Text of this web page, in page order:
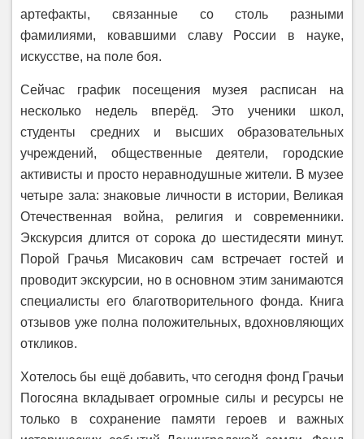
артефакты, связанные со столь разными
фамилиями, ковавшими славу России в науке,
искусстве, на поле боя.
Сейчас график посещения музея расписан на
несколько недель вперёд. Это ученики школ,
студенты средних и высших образовательных
учреждений, общественные деятели, городские
активисты и просто неравнодушные жители. В музее
четыре зала: знаковые личности в истории, Великая
Отечественная война, религия и современники.
Экскурсия длится от сорока до шестидесяти минут.
Порой Грачья Мисакович сам встречает гостей и
проводит экскурсии, но в основном этим занимаются
специалисты его благотворительного фонда. Книга
отзывов уже полна положительных, вдохновляющих
откликов.
Хотелось бы ещё добавить, что сегодня фонд Грачьи
Погосяна вкладывает огромные силы и ресурсы не
только в сохранение памяти героев и важных